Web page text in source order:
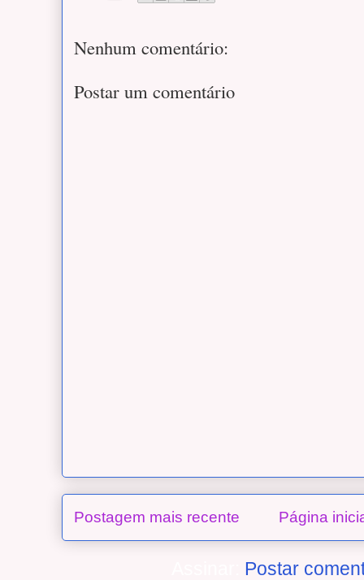
Nenhum comentário:
Postar um comentário
Postagem mais recente Página
Postar